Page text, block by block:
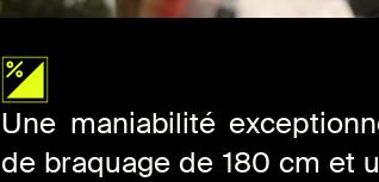
Une maniabilité
de braquage de 180 cm et